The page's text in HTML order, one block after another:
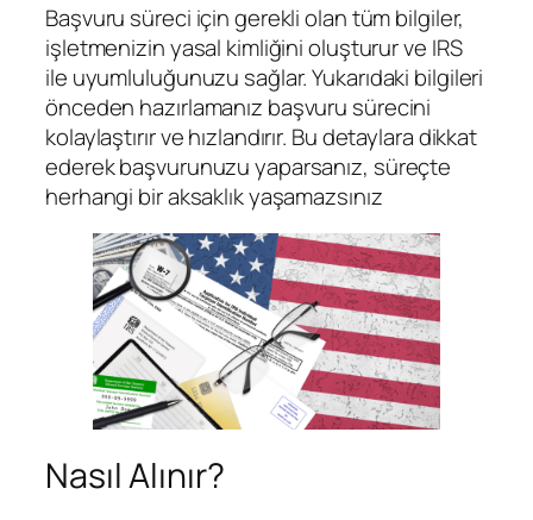
Başvuru süreci için gerekli olan tüm bilgiler,
işletmenizin yasal kimliğini oluşturur ve IRS
ile uyumluluğunuzu sağlar. Yukarıdaki bilgileri
önceden hazırlamanız başvuru sürecini
kolaylaştırır ve hızlandırır. Bu detaylara dikkat
ederek başvurunuzu yaparsanız, süreçte
herhangi bir aksaklık yaşamazsınız
Nasıl Alınır?